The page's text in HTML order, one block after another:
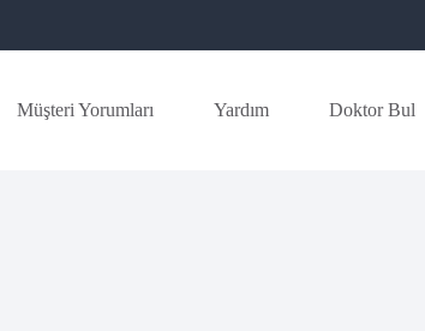
Müşteri Yorumları Yardım Doktor Bul